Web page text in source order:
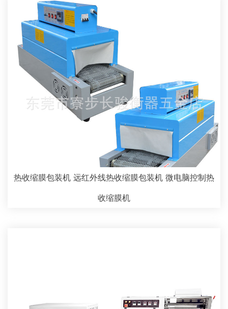
热收缩膜包装机 远红外线热收缩膜包装机 微电脑控制热
收缩膜机